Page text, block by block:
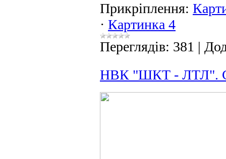
Прикріплення:
· Картинка 4
Переглядів: 381 |
НВК "ШКТ - ЛТЛ".